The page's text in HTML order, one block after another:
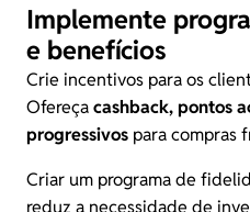
Implemente
e benefícios
Crie incentivos para os
Ofereçacashback, pontos
progressivos para compras
Criar um programa de
reduz a necessidade de